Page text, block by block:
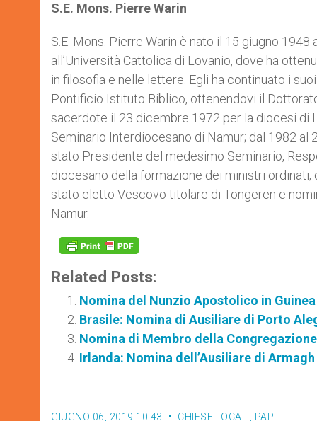
S.E. Mons. Pierre Warin
S.E. Mons. Pierre Warin è nato il 15 giugno
all’Università Cattolica di Lovanio, dove ha
in filosofia e nelle lettere. Egli ha continuato i
Pontificio Istituto Biblico, ottenendovi il
sacerdote il 23 dicembre 1972 per la diocesi di
Seminario Interdiocesano di Namur; dal 1982
stato Presidente del medesimo Seminario,
diocesano della formazione dei ministri ordinati;
stato eletto Vescovo titolare di Tongeren e
Namur.
Related Posts:
Nomina del Nunzio Apostolico in
Brasile: Nomina di Ausiliare di Porto
Nomina di Membro della
Irlanda: Nomina dell’Ausiliare di Armagh
GIUGNO 06, 2019 10:43 CHIESE LOCALI , PAPI